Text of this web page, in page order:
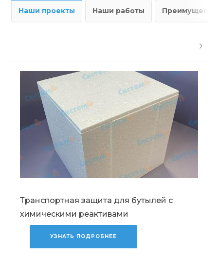
Наши проекты Наши работы
Транспортная защита для бутылей с
химическими реактивами
УЗНАТЬ ПОДРОБНЕЕ